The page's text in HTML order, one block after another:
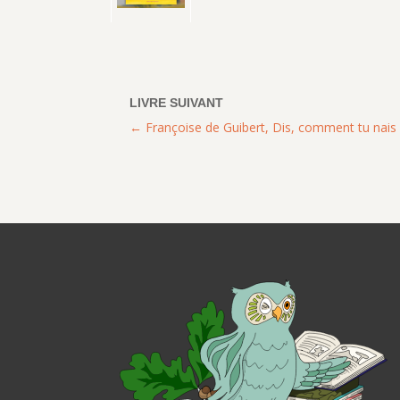
Françoise de Guibert, Dis, comment tu nais